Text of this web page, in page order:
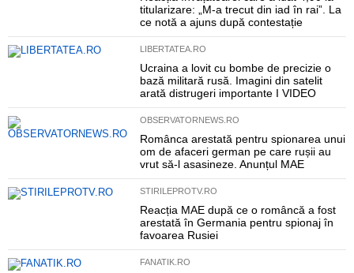
titularizare: „M-a trecut din iad în rai”. La
ce notă a ajuns după contestație
LIBERTATEA.RO
Ucraina a lovit cu bombe de precizie o
bază militară rusă. Imagini din satelit
arată distrugeri importante I VIDEO
OBSERVATORNEWS.RO
Românca arestată pentru spionarea unui
om de afaceri german pe care rușii au
vrut să-l asasineze. Anunțul MAE
STIRILEPROTV.RO
Reacția MAE după ce o româncă a fost
arestată în Germania pentru spionaj în
favoarea Rusiei
FANATIK.RO